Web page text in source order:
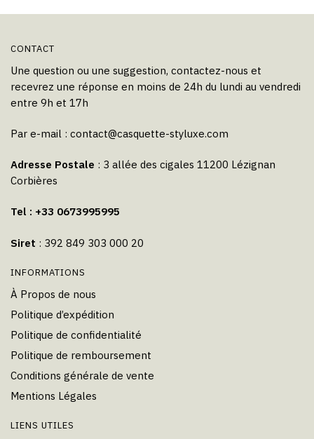
CONTACT
Une question ou une suggestion, contactez-nous et
recevrez une réponse en moins de 24h du lundi au vendredi
entre 9h et 17h
Par e-mail : contact@casquette-styluxe.com
Adresse Postale : 3 allée des cigales 11200 Lézignan
Corbières
Tel : +33 0673995995
Siret : 392 849 303 000 20
INFORMATIONS
À Propos de nous
Politique d’expédition
Politique de confidentialité
Politique de remboursement
Conditions générale de vente
Mentions Légales
LIENS UTILES